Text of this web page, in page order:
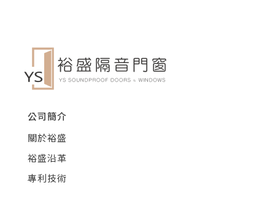
公司簡介
關於裕盛
裕盛沿革
專利技術